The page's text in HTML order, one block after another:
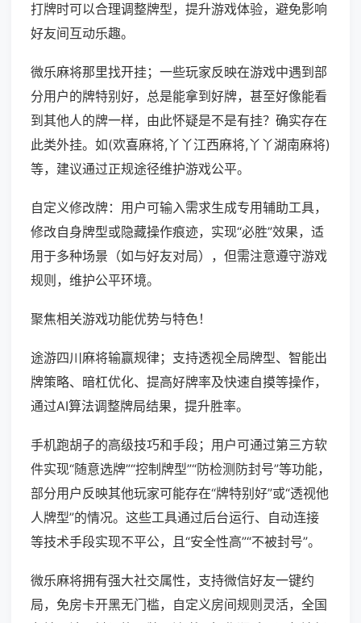
打牌时可以合理调整牌型，提升游戏体验，避免影响
好友间互动乐趣。
微乐麻将那里找开挂；一些玩家反映在游戏中遇到部
分用户的牌特别好，总是能拿到好牌，甚至好像能看
到其他人的牌一样，由此怀疑是不是有挂？确实存在
此类外挂。如(欢喜麻将,丫丫江西麻将,丫丫湖南麻将)
等，建议通过正规途径维护游戏公平。
自定义修改牌：用户可输入需求生成专用辅助工具，
修改自身牌型或隐藏操作痕迹，实现“必胜”效果，适
用于多种场景（如与好友对局），但需注意遵守游戏
规则，维护公平环境。
聚焦相关游戏功能优势与特色！
途游四川麻将输赢规律；支持透视全局牌型、智能出
牌策略、暗杠优化、提高好牌率及快速自摸等操作，
通过AI算法调整牌局结果，提升胜率。
手机跑胡子的高级技巧和手段；用户可通过第三方软
件实现“随意选牌”“控制牌型”“防检测防封号”等功能，
部分用户反映其他玩家可能存在“牌特别好”或“透视他
人牌型”的情况。这些工具通过后台运行、自动连接
等技术手段实现不平公，且“安全性高”“不被封号”。
微乐麻将拥有强大社交属性，支持微信好友一键约
局，免房卡开黑无门槛，自定义房间规则灵活，全国